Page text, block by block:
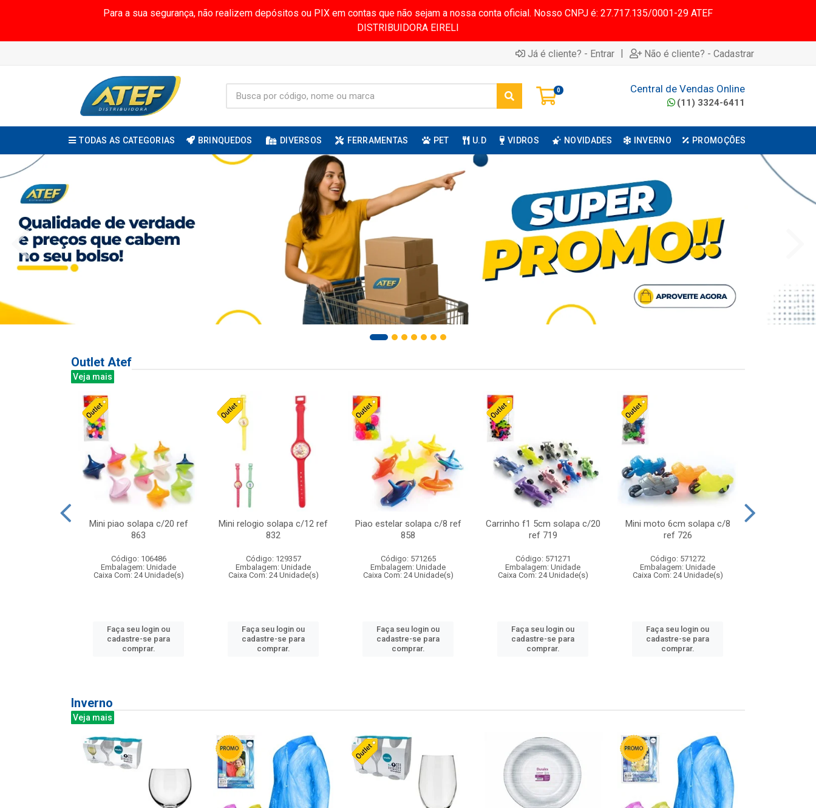
Para a sua segurança, não realizem depósitos ou PIX em contas que não sejam a nossa conta oficial. Nosso CNPJ é: 27.717.135/0001-29 ATEF
DISTRIBUIDORA EIRELI
Já é cliente? - Entrar | Não é cliente? - Cadastrar
0 Central de Vendas Online
(11) 3324-6411
TODAS AS CATEGORIAS BRINQUEDOS DIVERSOS FERRAMENTAS PET U.D VIDROS NOVIDADES INVERNO PROMOÇÕES
Outlet Atef
Veja mais
Mini piao solapa c/20 ref
863
Código: 106486
Embalagem: Unidade
Caixa Com: 24 Unidade(s)
Faça seu login ou
cadastre-se para
comprar.
Mini relogio solapa c/12 ref
832
Código: 129357
Embalagem: Unidade
Caixa Com: 24 Unidade(s)
Faça seu login ou
cadastre-se para
comprar.
Piao estelar solapa c/8 ref
858
Código: 571265
Embalagem: Unidade
Caixa Com: 24 Unidade(s)
Faça seu login ou
cadastre-se para
comprar.
Carrinho f1 5cm solapa c/20
ref 719
Código: 571271
Embalagem: Unidade
Caixa Com: 24 Unidade(s)
Faça seu login ou
cadastre-se para
comprar.
Mini moto 6cm solapa c/8
ref 726
Código: 571272
Embalagem: Unidade
Caixa Com: 24 Unidade(s)
Faça seu login ou
cadastre-se para
comprar.
Inverno
Veja mais